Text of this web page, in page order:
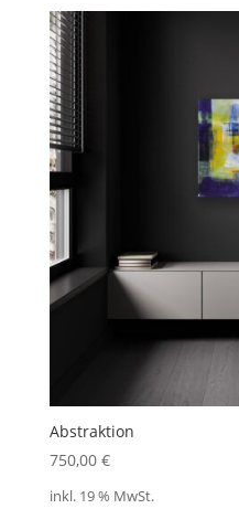
Abstraktion
750,00 €
inkl. 19 % MwSt.